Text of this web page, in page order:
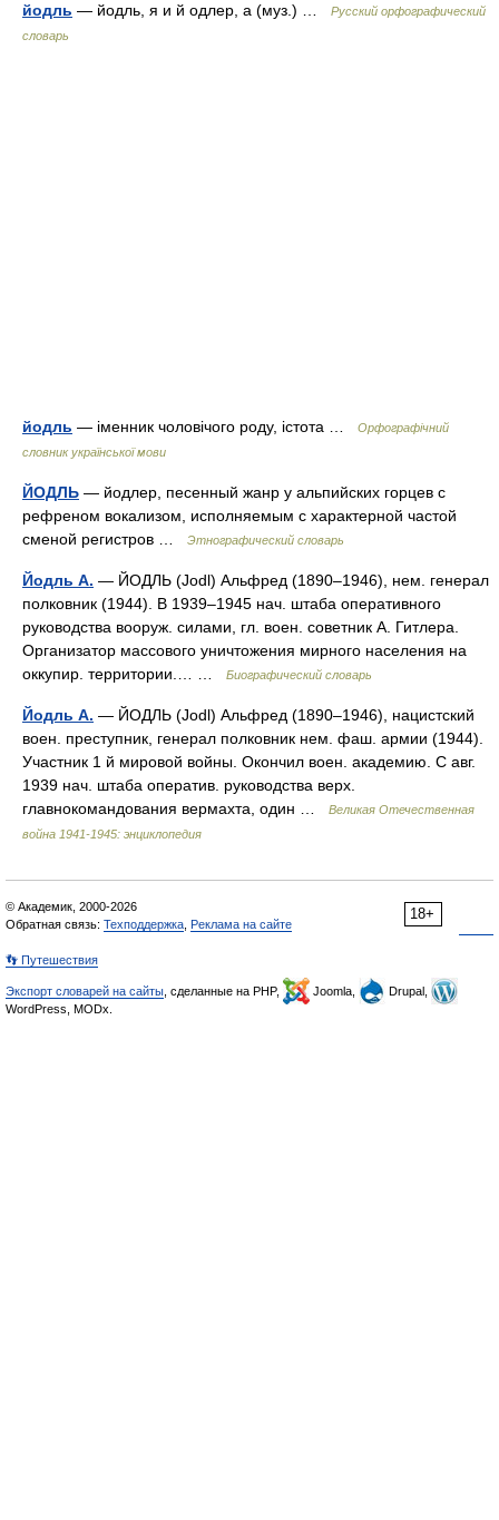
йодль — йодль, я и й одлер, а (муз.) …
Русский орфографический
словарь
йодль — іменник чоловічого роду, істота …
Орфографічний
словник української мови
ЙОДЛЬ — йодлер, песенный жанр у альпийских горцев с
рефреном вокализом, исполняемым с характерной частой
сменой регистров …
Этнографический словарь
Йодль А. — ЙОДЛЬ (Jodl) Альфред (1890–1946), нем. генерал
полковник (1944). В 1939–1945 нач. штаба оперативного
руководства вооруж. силами, гл. воен. советник А. Гитлера.
Организатор массового уничтожения мирного населения на
оккупир. территории.… …
Биографический словарь
Йодль А. — ЙОДЛЬ (Jodl) Альфред (1890–1946), нацистский
воен. преступник, генерал полковник нем. фаш. армии (1944).
Участник 1 й мировой войны. Окончил воен. академию. С авг.
1939 нач. штаба оператив. руководства верх.
главнокомандования вермахта, один …
Великая Отечественная
война 1941-1945: энциклопедия
18+
© Академик, 2000-2026
Обратная связь: Техподдержка Реклама на сайте
👣 Путешествия
Экспорт словарей на сайты , сделанные на PHP, Joomla,
Drupal,
WordPress, MODx.